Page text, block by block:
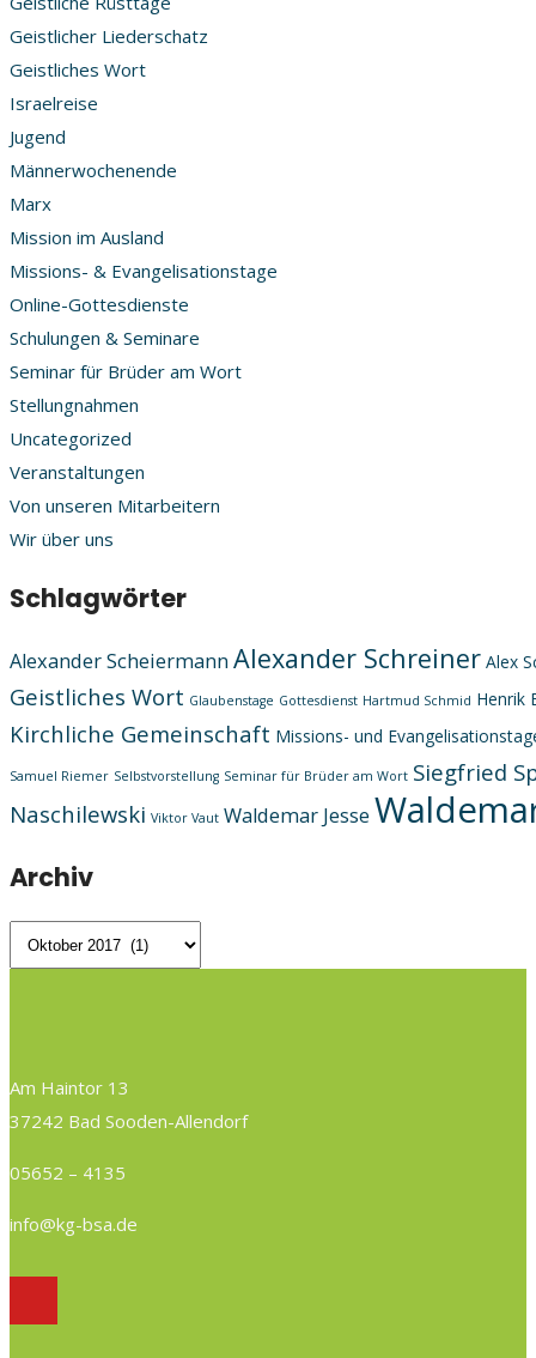
Geistlicher Liederschatz
Geistliches Wort
Israelreise
Jugend
Männerwochenende
Marx
Mission im Ausland
Missions- & Evangelisationstage
Online-Gottesdienste
Schulungen & Seminare
Seminar für Brüder am Wort
Stellungnahmen
Uncategorized
Veranstaltungen
Von unseren Mitarbeitern
Wir über uns
Schlagwörter
Alexander ScheiermannAlexander Schreiner Alex
Geistliches Wort Glaubenstage Gottesdienst Hartmud Schmid Henrik
Kirchliche Gemeinschaft Missions- und
Samuel Riemer Selbstvorstellung Seminar für Brüder am Wort Siegfried
Naschilewski Viktor Vaut Waldemar Jesse
Archiv
Archiv
Am Haintor 13
37242 Bad Sooden-Allendorf
05652 – 4135
info@kg-bsa.de